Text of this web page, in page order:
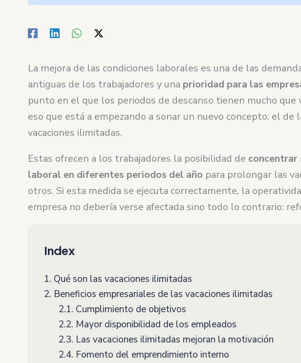
La mejora de las condiciones laborales es una de las
antiguas de los trabajadores y una prioridad para las
punto en el que los periodos de descanso tienen mucho que
eso que está a empezando a sonar un nuevo concepto: el de
vacaciones ilimitadas.
Estas ofrecen a los trabajadores la posibilidad de concentrar
laboral en diferentes periodos del año para prolongar las
otros. Si esta medida se ejecuta correctamente, la
empresa no debería verse afectada sino todo lo contrario:
Index
1. Qué son las vacaciones ilimitadas
2. Beneficios empresariales de las vacaciones ilimitadas
2.1. Cumplimiento de objetivos
2.2. Mayor disponibilidad de los empleados
2.3. Las vacaciones ilimitadas mejoran la motivación
2.4. Fomento del emprendimiento interno